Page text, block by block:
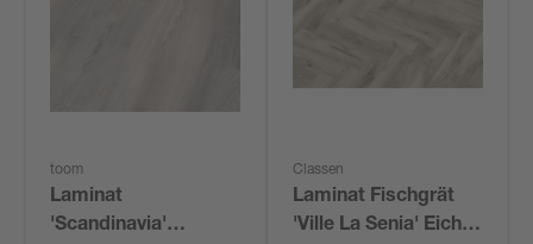
toom
Laminat
'Scandinavia'
Classen
Laminat Fischgrät
'Ville La Senia' Eiche